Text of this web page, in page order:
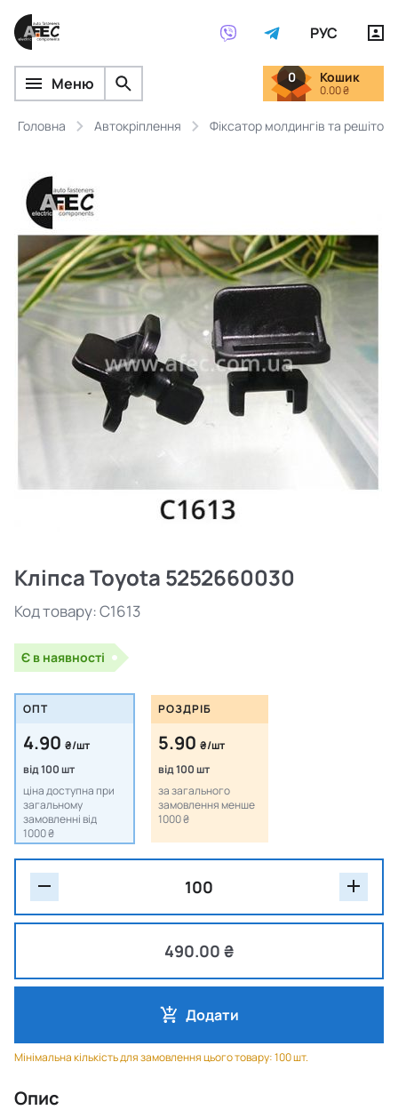
РУС
Меню 0 Кошик
0.00 ₴
Головна Автокріплення Фіксатор молдингів та решіток
Кліпса Toyota 5252660030
Код товару:C1613
Є в наявності
ОПТ
4.90 ₴/шт
від 100 шт
ціна доступна при
загальному
замовленні від
1000 ₴
РОЗДРІБ
5.90 ₴/шт
від 100 шт
за загального
замовлення менше
1000 ₴
490.00 ₴
Додати
Мінімальна кількість для замовлення цього товару: 100 шт.
Опис